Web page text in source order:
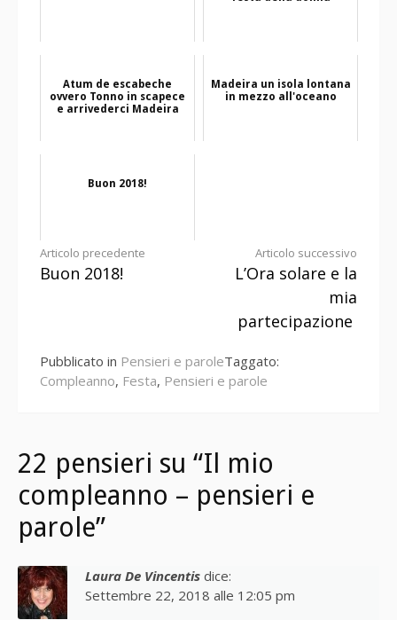
Atum de escabeche
ovvero Tonno in scapece
e arrivederci Madeira
Madeira un isola lontana
in mezzo all'oceano
Buon 2018!
Continua
Articolo precedente
Buon 2018!
Articolo successivo
L’Ora solare e la
mia
partecipazione
Pubblicato in Pensieri e paroleTaggato:
Compleanno, Festa, Pensieri e parole
22 pensieri su “Il mio
compleanno – pensieri e
parole”
Laura De Vincentis dice:
Settembre 22, 2018 alle 12:05 pm